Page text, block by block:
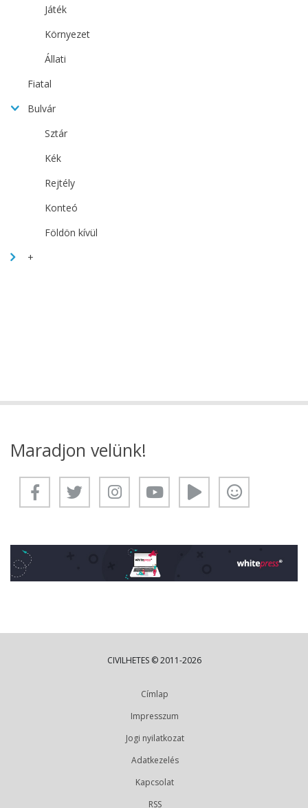
Játék
Környezet
Állati
Fiatal
Bulvár
Sztár
Kék
Rejtély
Konteó
Földön kívül
+
Maradjon velünk!
CIVILHETES © 2011-2026
Címlap
Impresszum
Jogi nyilatkozat
Adatkezelés
Kapcsolat
RSS